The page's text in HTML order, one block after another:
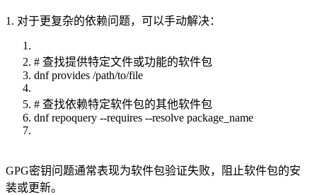
1. 对于更复杂的依赖问题，可以手动解决：
# 查找提供特定文件或功能的软件包
dnf provides /path/to/file
# 查找依赖特定软件包的其他软件包
dnf repoquery --requires --resolve package_name
GPG密钥问题通常表现为软件包验证失败，阻止软件包的安
装或更新。